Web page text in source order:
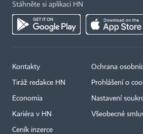
Stáhněte si aplikaci HN
Kontakty
Tiráž redakce HN
Economia
Kariéra v HN
Ceník inzerce
Ochrana
Prohlášení o
Nastavení
Všeobecné